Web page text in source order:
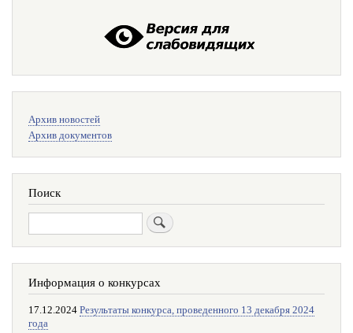
поиска
Архив новостей
Архив документов
Поиск
Поиск
Информация о конкурсах
17.12.2024 Результаты конкурса, проведенного 13 декабря 2024
года